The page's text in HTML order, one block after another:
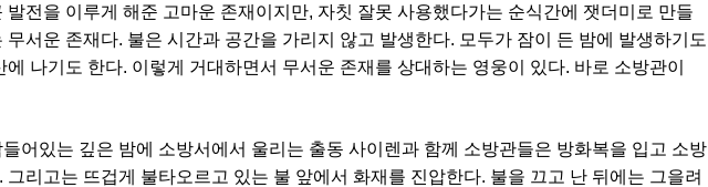
발전을 이루게 해준 고마운 존재이지만, 자칫 잘못 사용했다가는 순식간에 잿더미로 만들
무서운 존재다. 불은 시간과 공간을 가리지 않고 발생한다. 모두가 잠이 든 밤에 발생하기도
에 나기도 한다. 이렇게 거대하면서 무서운 존재를 상대하는 영웅이 있다. 바로 소방관이
어있는 깊은 밤에 소방서에서 울리는 출동 사이렌과 함께 소방관들은 방화복을 입고 소방
그리고는 뜨겁게 불타오르고 있는 불 앞에서 화재를 진압한다. 불을 끄고 난 뒤에는 그을려